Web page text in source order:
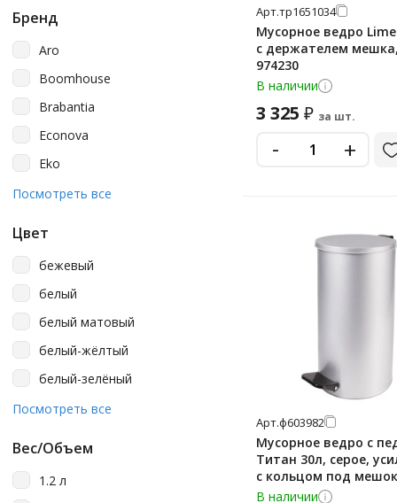
Бренд
Aro
Boomhouse
Brabantia
Econova
Eko
Idea
Primila
Spin&clean
TEMCA/Челтекс
Посмотреть все
Цвет
бежевый
белый
белый матовый
белый-жёлтый
белый-зелёный
белый-коричневый
Посмотреть все
Вес/Объем
1.2 л
Арт.тр1651034
Мусорное ведро
с держателем
974230
В наличии
3 325 ₽ за шт.
- +
Арт.ф603982
Мусорное ведро с
Титан 30л, серое,
с кольцом под мешок
В наличии